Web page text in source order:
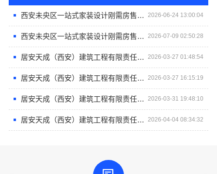
西安未央区一站式家装设计刚需房售后完善-居安天成（西安）建筑工程有限责任公司 2026-06-24 13:00:04
西安未央区一站式家装设计刚需房售后完善-居安天成（西安）建筑工程有限责任公司 2026-07-09 02:50:28
居安天成（西安）建筑工程有限责任公司重钢别墅一站式服务 2026-03-27 01:48:54
居安天成（西安）建筑工程有限责任公司 重钢别墅一站式服务 2026-03-27 16:15:19
居安天成（西安）建筑工程有限责任公司 重钢别墅一站式服务商 2026-03-31 19:48:10
居安天成（西安）建筑工程有限责任公司重钢别墅一站式解决方案 2026-04-04 08:34:32